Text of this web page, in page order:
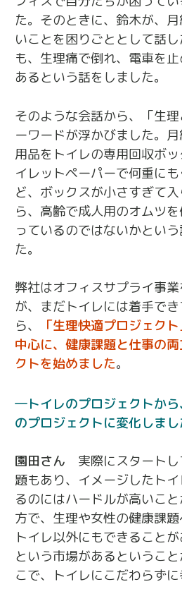
た。そのときに、鈴木が、
いことを困りごととして話
も、生理痛で倒れ、電車を
あるという話をしました。
そのような会話から、「生
ーワードが浮かびました。
用品をトイレの専用回収ボ
イレットペーパーで何重に
ど、ボックスが小さすぎて
ら、高齢で成人用のオムツ
っているのではないかとい
た。
弊社はオフィスサプライ事
が、まだトイレには着手で
ら、
「生理快適プロジェク
中心に、健康課題と仕事の
クトを始めました。
トイレのプロジェクトか
のプロジェクトに変化しまし
園田さん
実際にスタート
題もあり、イメージしたト
るのにはハードルが高いこ
方で、生理や女性の健康課題
トイレ以外にもできること
という市場があるというこ
こで、トイレにこだわらずに